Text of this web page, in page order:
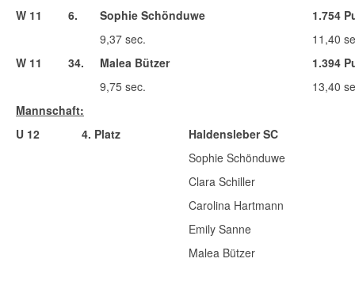
W 11
6. Sophie Schönduwe
1.754
9,37 sec.
11,40
W 11
34. Malea Bützer
1.394
9,75 sec.
13,40
Mannschaft:
U 12
4. Platz
Haldensleber SC
Sophie Schönduwe
Clara Schiller
Carolina Hartmann
Emily Sanne
Malea Bützer